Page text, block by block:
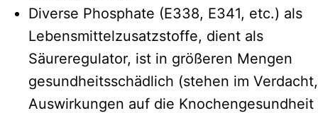
Diverse Phosphate (E338, E341, etc.) als
Lebensmittelzusatzstoffe, dient als
Säureregulator, ist in größeren Mengen
gesundheitsschädlich (stehen im Verdacht,
Auswirkungen auf die Knochengesundheit